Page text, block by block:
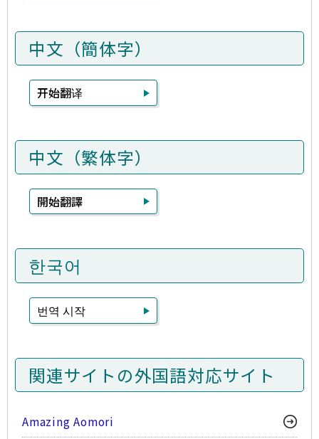
中文（簡体字）
开始翻译
中文（繁体字）
開始翻譯
한국어
번역 시작
関連サイトの外国語対応サイト
Amazing Aomori